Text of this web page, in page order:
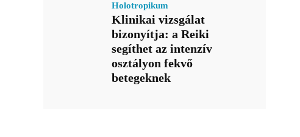
Holotropikum
Klinikai vizsgálat
bizonyítja: a Reiki
segíthet az intenzív
osztályon fekvő
betegeknek